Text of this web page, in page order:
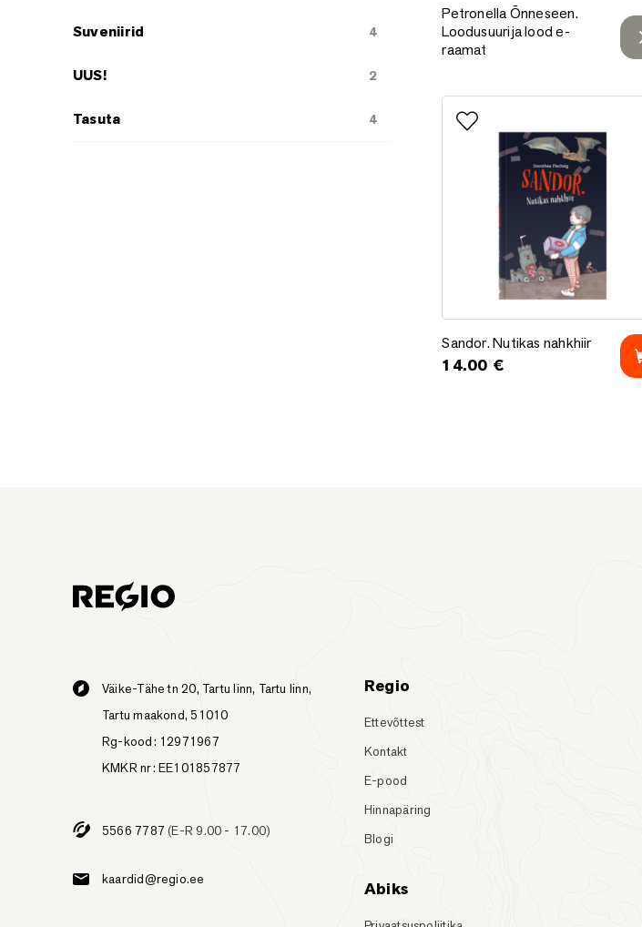
Petronella Õnneseen.
Loodusuurija lood e-
raamat
Lisa lemmikutesse
Sandor. Nutikas nahkhiir
14.00 €
Suveniirid 4
UUS! 2
Tasuta 4
Väike-Tähe tn 20, Tartu linn, Tartu linn,
Tartu maakond, 51010
Rg-kood: 12971967
KMKR nr: EE101857877
5566 7787 (E-R 9.00 - 17.00)
kaardid@regio.ee
Regio
Ettevõttest
Kontakt
E-pood
Hinnapäring
Blogi
Abiks